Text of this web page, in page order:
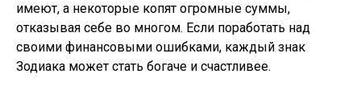
имеют, а некоторые копят огромные суммы,
отказывая себе во многом. Если поработать над
своими финансовыми ошибками, каждый знак
Зодиака может стать богаче и счастливее.